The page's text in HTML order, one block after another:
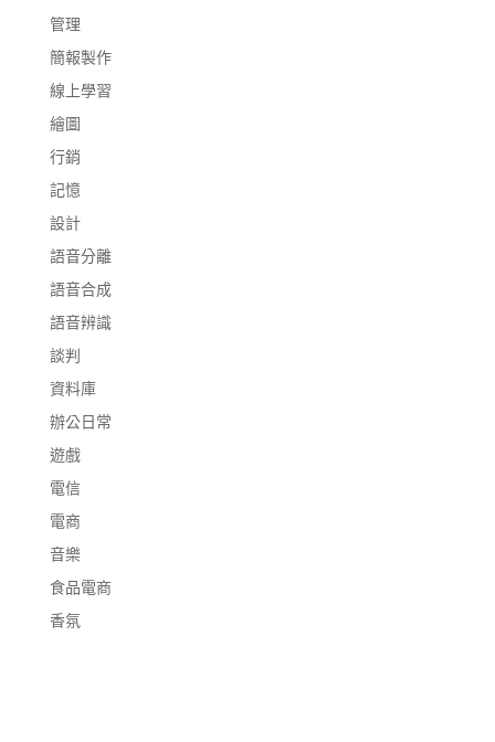
管理
簡報製作
線上學習
繪圖
行銷
記憶
設計
語音分離
語音合成
語音辨識
談判
資料庫
辦公日常
遊戲
電信
電商
音樂
食品電商
香氛